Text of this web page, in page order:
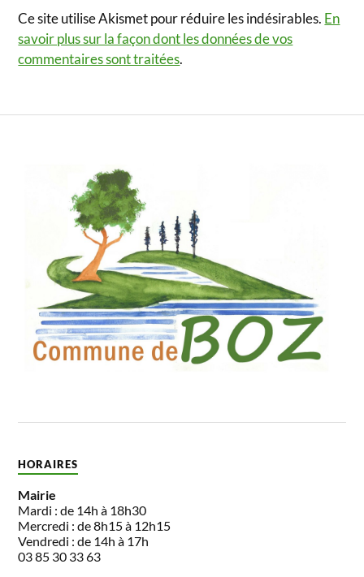
Ce site utilise Akismet pour réduire les indésirables. En
savoir plus sur la façon dont les données de vos
commentaires sont traitées.
HORAIRES
Mairie
Mardi : de 14h à 18h30
Mercredi : de 8h15 à 12h15
Vendredi : de 14h à 17h
03 85 30 33 63